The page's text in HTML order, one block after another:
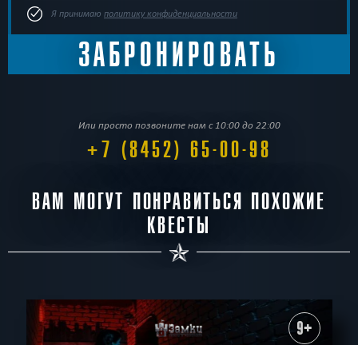
Я принимаю политику конфиденциальности
Или просто позвоните нам с 10:00 до 22:00
+7 (8452) 65-00-98
ВАМ МОГУТ ПОНРАВИТЬСЯ ПОХОЖИЕ
КВЕСТЫ
9+